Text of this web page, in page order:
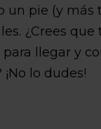
un pie (y más
¿Crees que
llegar y
lo dudes!